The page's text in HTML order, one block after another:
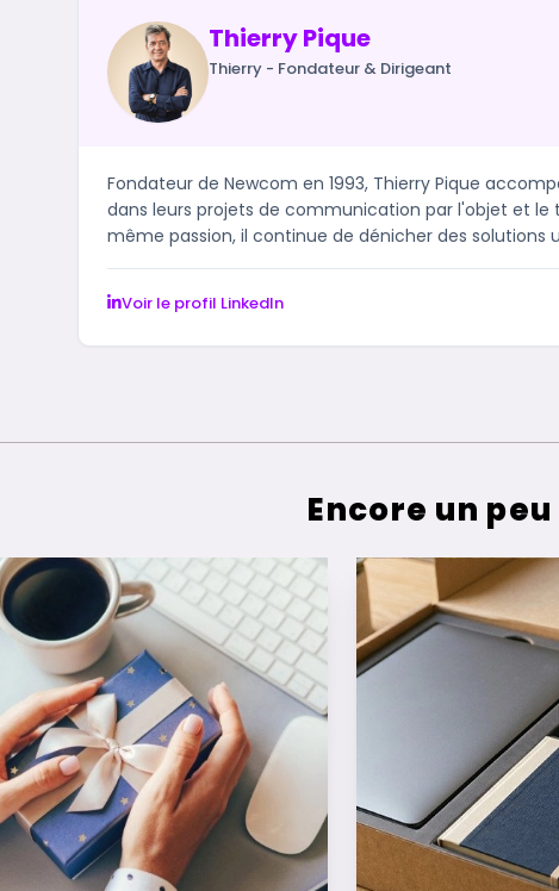
Thierry Pique
Thierry - Fondateur & Dirigeant
Fondateur de Newcom en 1993, Thierry Pique
dans leurs projets de communication par l'objet et le
même passion, il continue de dénicher des solutions
Voir le profil LinkedIn
Encore un